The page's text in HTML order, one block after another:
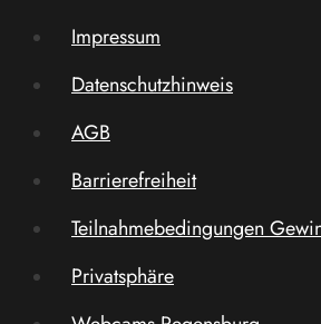
Impressum
Datenschutzhinweis
AGB
Barrierefreiheit
Teilnahmebedingungen
Privatsphäre